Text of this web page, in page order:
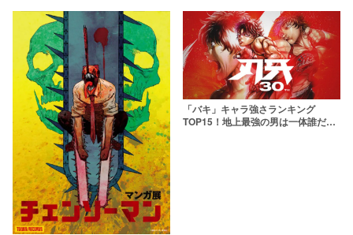
「バキ」キャラ強さランキング
TOP15！地上最強の男は一体誰だッ